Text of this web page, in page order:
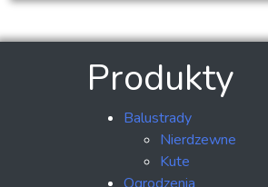
Produkty
Balustrady
Nierdzewne
Kute